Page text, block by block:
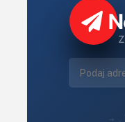
LED/LCD/OLED
Mechatronika
Mikrokontrolery